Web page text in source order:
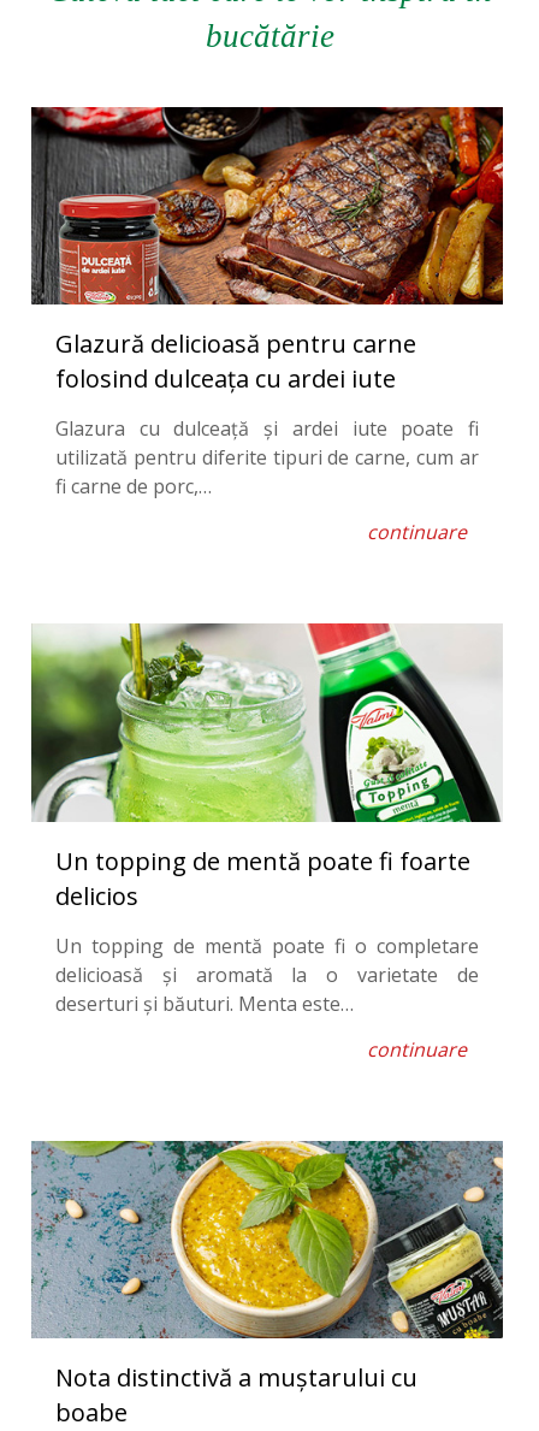
bucătărie
Glazură delicioasă pentru carne
folosind dulceața cu ardei iute
Glazura cu dulceață și ardei iute poate fi
utilizată pentru diferite tipuri de carne, cum ar
fi carne de porc,…
continuare
Un topping de mentă poate fi foarte
delicios
Un topping de mentă poate fi o completare
delicioasă și aromată la o varietate de
deserturi și băuturi. Menta este…
continuare
Nota distinctivă a muștarului cu
boabe